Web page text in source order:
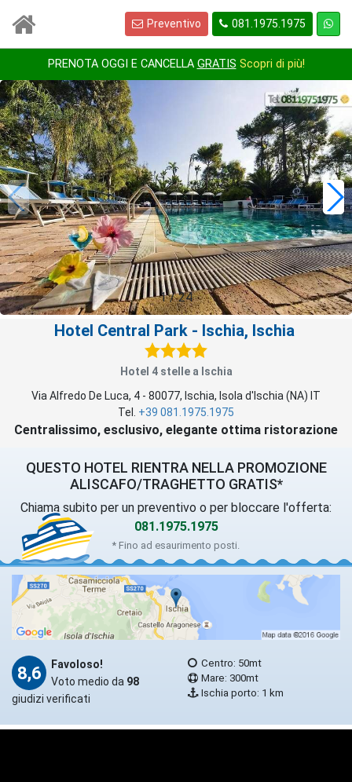
Preventivo 081.1975.1975
PRENOTA OGGI E CANCELLA GRATIS Scopri di più!
1/24
Hotel Central Park- Ischia, Ischia
Hotel 4 stelle a Ischia
Via Alfredo De Luca, 4 - 80077, Ischia, Isola d'Ischia (NA) IT
Tel. +39 081.1975.1975
Centralissimo, esclusivo, elegante ottima ristorazione
QUESTO HOTEL RIENTRA NELLA PROMOZIONE
ALISCAFO/TRAGHETTO GRATIS*
Chiama subito per un preventivo o per bloccare l'offerta:
081.1975.1975
* Fino ad esaurimento posti.
8,6
Favoloso!
Voto medio da 98
giudizi verificati
Centro: 50mt
Mare: 300mt
Ischia porto: 1 km